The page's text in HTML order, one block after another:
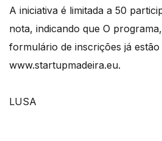
A iniciativa é limitada a 50
nota, indicando que O
formulário de inscrições já
www.startupmadeira.eu.
LUSA